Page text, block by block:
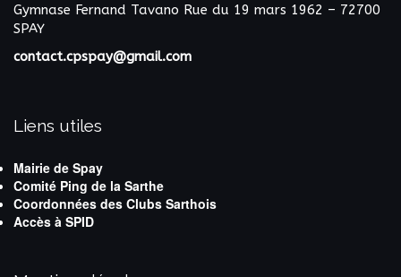
Gymnase Fernand Tavano Rue du 19 mars 1962 – 72700
SPAY
contact.cpspay@gmail.com
Liens utiles
Mairie de Spay
Comité Ping de la Sarthe
Coordonnées des Clubs Sarthois
Accès à SPID